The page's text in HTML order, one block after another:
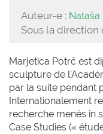
Auteur-e : Nataša
Sous la direction
Marjetica Potrč est
sculpture de
par la suite pendant
Internationalement
recherche menés in
Case Studies («